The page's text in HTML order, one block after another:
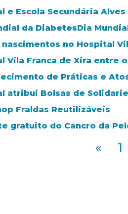
e Escola Secundária
da DiabetesDia
nascimentos no Hospital
Vila Franca de Xira entre
de Práticas e
atribui Bolsas de
Fraldas Reutilizáveis
gratuito do Cancro da
« 1